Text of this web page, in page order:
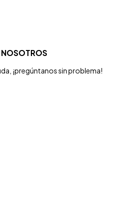
¡pregúntanos sin problema!